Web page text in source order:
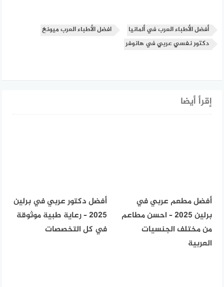
أفضل الأطباء العرب في ألمانيا
افضل الأطباء العرب ميونخ
دكتور نفسي عربي في هانوفر
إقرأ أيضا
أفضل مطعم عربي في
برلين 2025 – احسن مطاعم
من مختلف الجنسيات
العربية
أفضل دكتور عربي في برلين
2025 – رعاية طبية موثوقة
في كل التخصصات